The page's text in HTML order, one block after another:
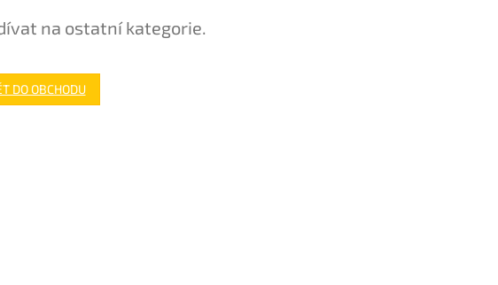
na ostatní kategorie.
DO OBCHODU